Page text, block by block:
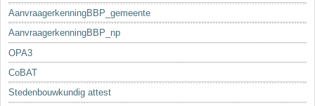
AanvraagerkenningBBP_gemeente
AanvraagerkenningBBP_np
OPA3
CoBAT
Stedenbouwkundig attest